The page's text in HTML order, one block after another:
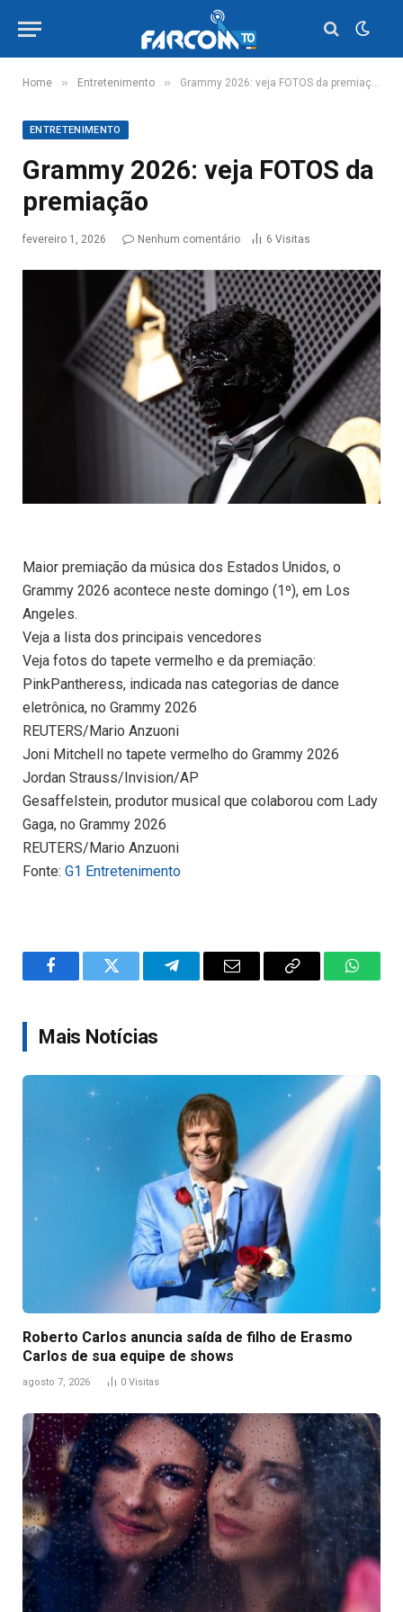
Home » Entretenimento » Grammy 2026: veja FOTOS da premiação
ENTRETENIMENTO
Grammy 2026: veja FOTOS da
premiação
fevereiro 1, 2026 Nenhum comentário 6 Visitas
Maior premiação da música dos Estados Unidos, o
Grammy 2026 acontece neste domingo (1º), em Los
Angeles.
Veja a lista dos principais vencedores
Veja fotos do tapete vermelho e da premiação:
PinkPantheress, indicada nas categorias de dance
eletrônica, no Grammy 2026
REUTERS/Mario Anzuoni
Joni Mitchell no tapete vermelho do Grammy 2026
Jordan Strauss/Invision/AP
Gesaffelstein, produtor musical que colaborou com Lady
Gaga, no Grammy 2026
REUTERS/Mario Anzuoni
Fonte: G1 Entretenimento
FacebookTwitter TelegramEmail
Copy
Mais Notícias
Roberto Carlos anuncia saída de filho de Erasmo
Carlos de sua equipe de shows
agosto 7, 2026 0 Visitas